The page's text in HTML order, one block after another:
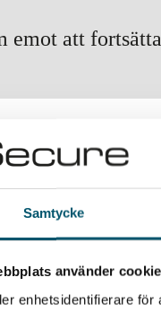
Samtycke
använder
enhetsidentifierare
emot att
RISKS 2025